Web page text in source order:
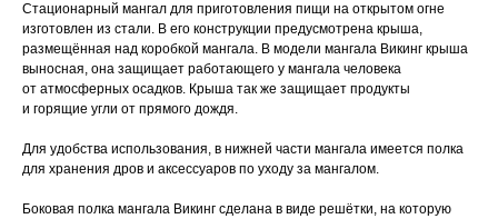
Стационарный мангал для приготовления пищи на открытом огне
изготовлен из стали. В его конструкции предусмотрена крыша,
размещённая над коробкой мангала. В модели мангала Викинг крыша
выносная, она защищает работающего у мангала человека
от атмосферных осадков. Крыша так же защищает продукты
и горящие угли от прямого дождя.
Для удобства использования, в нижней части мангала имеется полка
для хранения дров и аксессуаров по уходу за мангалом.
Боковая полка мангала Викинг сделана в виде решётки, на которую